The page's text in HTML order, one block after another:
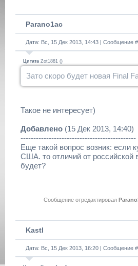
Parano1ac
Дата: Вс, 15 Дек 2013, 14:43 | Сообщение #
Цитата Zot1881 ()
Зато скоро будет новая Final
Такое не интересует)
Добавлено (15 Дек 2013, 14:40)
---------------------------------------------
Еще такой вопрос возник: если
США. то отличий от российской
будет?
Сообщение отредактировал
Kastl
Дата: Вс, 15 Дек 2013, 16:20 | Сообщение #